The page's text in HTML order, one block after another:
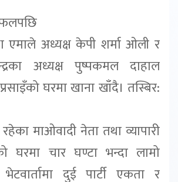
एमाले अध्यक्ष केपी शर्मा ओली र
अध्यक्ष पुष्पकमल दाहाल
घरमा खाना खाँदै। तस्बिर:
माओवादी नेता तथा व्यापारी
घरमा चार घण्टा भन्दा लामो
दुई पार्टी एकता र